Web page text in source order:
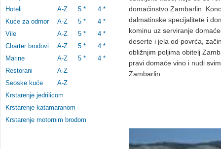
Hoteli
A-Z 5 *
4 *
Kuće za odmor
A-Z 5 *
4 *
Vile
A-Z 5 *
4 *
Charter brodovi
A-Z 5 *
4 *
Marine
A-Z 5 *
4 *
Restorani
A-Z
Seoske kuće
A-Z
Krstarenje jedrilicom
Krstarenje katamaranom
Krstarenje motornim brodom
domaćinstvo Zambarlin.
dalmatinske specijalitete i
kominu uz serviranje
deserte i jela od povrća,
obližnjim poljima obitelj
pravi domaće vino i nudi
Zambarlin.